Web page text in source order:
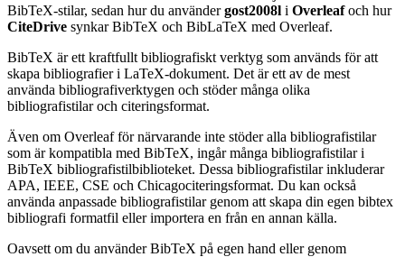
BibTeX-stilar, sedan hur du användergost2008l i Overleafoch hur
CiteDrive synkar BibTeX och BibLaTeX med Overleaf.
BibTeX är ett kraftfullt bibliografiskt verktyg som används för att
skapa bibliografier i LaTeX-dokument. Det är ett av de mest
använda bibliografiverktygen och stöder många olika
bibliografistilar och citeringsformat.
Även om Overleaf för närvarande inte stöder alla bibliografistilar
som är kompatibla med BibTeX, ingår många bibliografistilar i
BibTeX bibliografistilbiblioteket. Dessa bibliografistilar inkluderar
APA, IEEE, CSE och Chicagociteringsformat. Du kan också
använda anpassade bibliografistilar genom att skapa din egen bibtex
bibliografi formatfil eller importera en från en annan källa.
Oavsett om du använder BibTeX på egen hand eller genom